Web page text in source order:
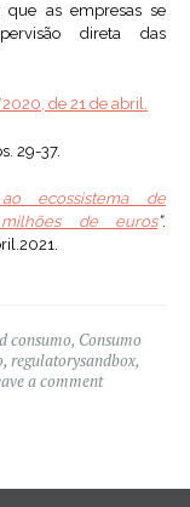
as empresas se
direta das
de 21 de abril.
29-37.
ecossistema de
de euros”.
consumo, Consumo
, regulatorysandbox,
a comment